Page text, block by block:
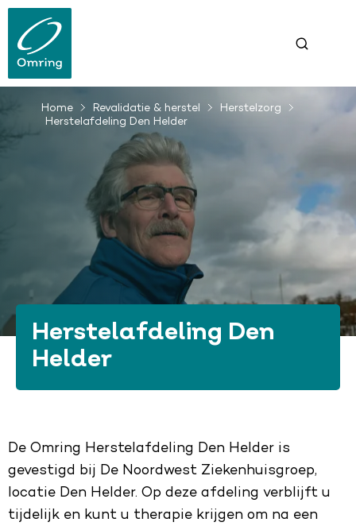
naar
gaan
Kruimelpad
Home Revalidatie & herstel
Herstelzorg
Herstelafdeling Den Helder
Herstelafdeling Den
Helder
De Omring Herstelafdeling Den Helder is
gevestigd bij De Noordwest Ziekenhuisgroep,
locatie Den Helder. Op deze afdeling verblijft u
tijdelijk en kunt u therapie krijgen om na een